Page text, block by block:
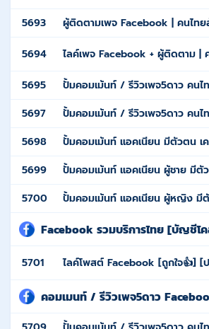
5693 ผู้ติดตามเพจ Facebook | คนไทย
5694 ไลค์เพจ Facebook + ผู้ติดตาม |
5695 ปั้มคอมเม้นท์ / รีวิวเพจ5ดาว คนไ
5697
ปั้มคอมเม้นท์ / รีวิวเพจ5ดาว คน
5698
ปั้มคอมเม้นท์ แอคเนียน มีตัวตน เ
5699
ปั้มคอมเม้นท์ แอคเนียน ผู้ชาย มีตั
5700
ปั้มคอมเม้นท์ แอคเนียน ผู้หญิง มี
Facebook รวมบริการไทย [บัญชีโ
5701 ไลค์โพสต์ Facebook [ถูกใจ👍] [
คอมเมนท์ / รีวิวเพจ5ดาว